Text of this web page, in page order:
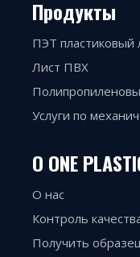
Продукты
ПЭТ пластиковый
Лист ПВХ
Услуги по
О ONE
О нас
Контроль
Получить образец